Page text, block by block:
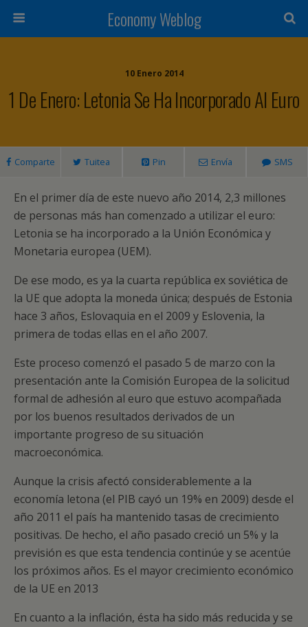
Economy Weblog
10 Enero 2014
1 De Enero: Letonia Se Ha Incorporado Al Euro
Comparte Tuitea Pin Envía SMS
En el primer día de este nuevo año 2014, 2,3 millones
de personas más han comenzado a utilizar el euro:
Letonia se ha incorporado a la Unión Económica y
Monetaria europea (UEM).
De ese modo, es ya la cuarta república ex soviética de
la UE que adopta la moneda única; después de Estonia
hace 3 años, Eslovaquia en el 2009 y Eslovenia, la
primera de todas ellas en el año 2007.
Este proceso comenzó el pasado 5 de marzo con la
presentación ante la Comisión Europea de la solicitud
formal de adhesión al euro que estuvo acompañada
por los buenos resultados derivados de un
importante progreso de su situación
macroeconómica.
Aunque la crisis afectó considerablemente a la
economía letona (el PIB cayó un 19% en 2009) desde el
año 2011 el país ha mantenido tasas de crecimiento
positivas. De hecho, el año pasado creció un 5% y la
previsión es que esta tendencia continúe y se acentúe
los próximos años. Es el mayor crecimiento económico
de la UE en 2013
En cuanto a la inflación, ésta ha sido más reducida y se